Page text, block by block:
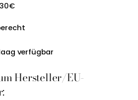
verfügbar
Hersteller/EU-